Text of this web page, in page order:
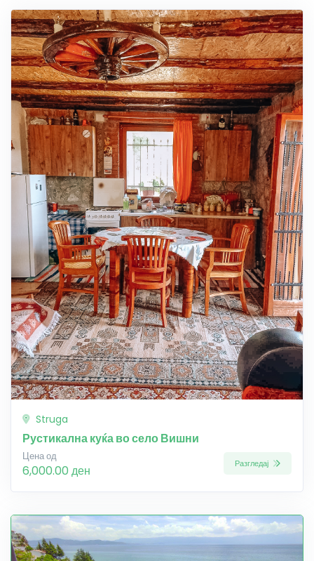
Struga
Рустикална куќа во село Вишни
Цена од
6,000.00 ден Разгледај